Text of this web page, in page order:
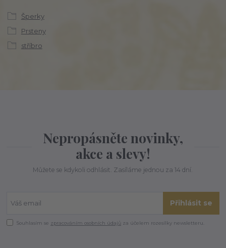
Šperky
Prsteny
stříbro
Nepropásněte novinky,
akce a slevy!
Můžete se kdykoli odhlásit. Zasíláme jednou za 14 dní.
Přihlásit se
Souhlasím se zpracováním osobních údajů za účelem rozesílky newsletteru.